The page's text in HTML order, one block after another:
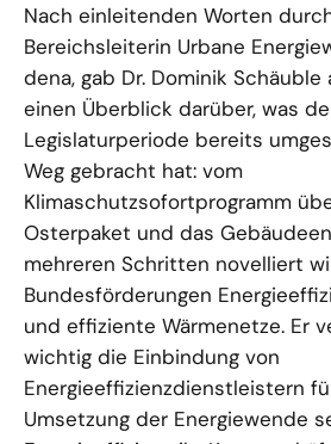
Nach einleitenden Worten
Bereichsleiterin Urbane
dena, gab Dr. Dominik Schäuble
einen Überblick darüber, was
Legislaturperiode bereits
Weg gebracht hat: vom
Klimaschutzsofortprogramm
Osterpaket und das
mehreren Schritten novelliert
Bundesförderungen
und effiziente Wärmenetze. Er
wichtig die Einbindung von
Energieeffizienzdienstleistern
Umsetzung der Energiewende